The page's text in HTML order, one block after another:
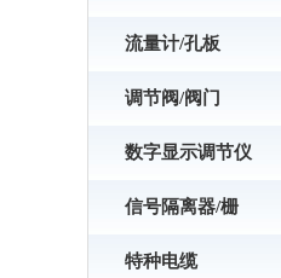
流量计/孔板
调节阀/阀门
数字显示调节仪
信号隔离器/栅
特种电缆